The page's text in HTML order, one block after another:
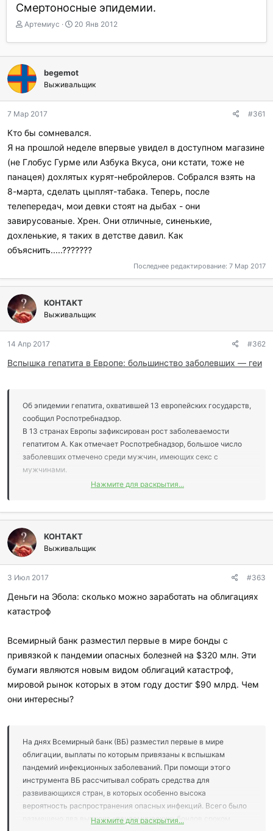
Смертоносные эпидемии.
А
т
о
р
т
е
м
ы
Артемиус
Д
т
а
а
ч
а
20 Янв 2012
begemot
Выживальщик
7 Мар 2017 #361
Кто бы сомневался.
Я на прошлой неделе впервые увидел в доступном магазине
(не Глобус Гурме или Азбука Вкуса, они кстати, тоже не
панацея) дохлятых курят-небройлеров. Собрался взять на
8-марта, сделать цыплят-табака. Теперь, после
телепередач, мои девки стоят на дыбах - они
завирусованые. Хрен. Они отличные, синенькие,
дохленькие, я таких в детстве давил. Как
объяснить.....???????
Последнее редактирование: 7 Мар 2017
KOHTAKT
Выживальщик
14 Апр 2017 #362
Вспышка гепатита в Европе: большинство заболевших — геи
Об эпидемии гепатита, охватившей 13 европейских государств,
сообщил Роспотребнадзор.
В 13 странах Европы зафиксирован рост заболеваемости
гепатитом А. Как отмечает Роспотребнадзор, большое число
заболевших отмечено среди мужчин, имеющих секс с
мужчинами.
вспышка гепатита, — Финляндия, Франция, Германия, Италия,
Испания, Швеция, Великобритания.
В связи со вспышкой гепатита европейские специалисты
санитарно-просветительскую деятельность.
просит учитывать данную ситуацию при планировании поездок,
— гласит сообщение российской федеральной службы.
Нажмите для раскрытия...
KOHTAKT
Выживальщик
3 Июл 2017 #363
Деньги на Эбола: сколько можно заработать на облигациях
катастроф
Всемирный банк разместил первые в мире бонды с
привязкой к пандемии опасных болезней на $320 млн. Эти
бумаги являются новым видом облигаций катастроф,
мировой рынок которых в этом году достиг $90 млрд. Чем
они интересны?
На днях Всемирный банк (ВБ) разместил первые в мире
облигации, выплаты по которым привязаны к вспышкам
пандемий инфекционных заболеваний. При помощи этого
инструмента ВБ рассчитывал собрать средства для
развивающихся стран, в которых особенно высока
вероятность распространения опасных инфекций. Всего было
размещено два выпуска «пандемических» бондов сроком
Нажмите для раскрытия...